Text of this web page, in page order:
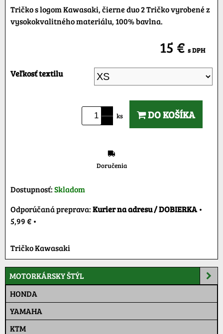
Tričko s logom Kawasaki, čierne duo 2 Tričko vyrobené z
vysokokvalitného materiálu, 100% bavlna.
15 € s DPH
Veľkosť textilu
ks DO KOŠÍKA
Doručenia
Dostupnosť:Skladom
Kurier na adresu / DOBIERKA•
5,99 € •
Tričko Kawasaki
MOTORKÁRSKY ŠTÝL
HONDA
YAMAHA
KTM